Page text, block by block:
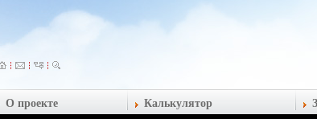
О проекте Калькулятор